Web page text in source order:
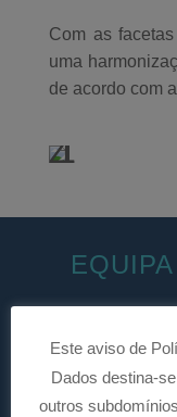
Com as
uma
de acordo com
Este aviso de
Dados destina-
outros